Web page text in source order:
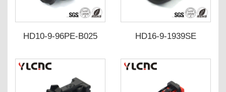
HD10-9-96PE-B025 HD16-9-1939SE